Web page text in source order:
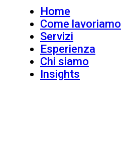
Home
Come lavoriamo
Servizi
Esperienza
Chi siamo
Insights